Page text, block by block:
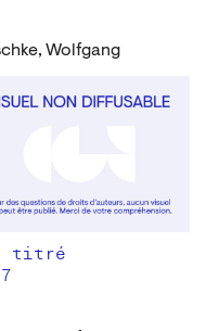
Wolfgang
titré